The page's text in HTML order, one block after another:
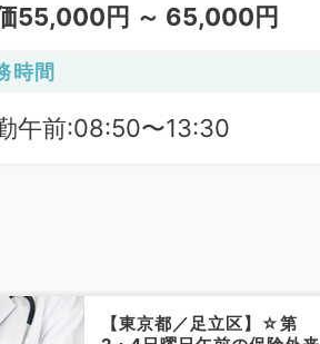
55,000円 ～ 65,000円
時間
午前:08:50〜13:30
【東京都／足立区】☆第